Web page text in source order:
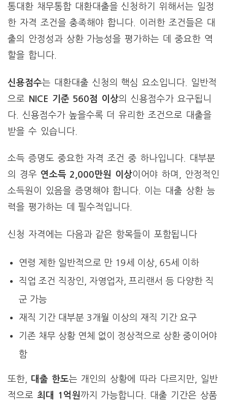
통대환 채무통합 대환대출을 신청하기 위해서는 일정
한 자격 조건을 충족해야 합니다. 이러한 조건들은 대
출의 안정성과 상환 가능성을 평가하는 데 중요한 역
할을 합니다.
신용점수는 대환대출 신청의 핵심 요소입니다. 일반적
으로
NICE 기준 560점 이상의 신용점수가 요구됩니
다. 신용점수가 높을수록 더 유리한 조건으로 대출을
받을 수 있습니다.
소득 증명도 중요한 자격 조건 중 하나입니다. 대부분
의 경우 연소득 2,000만원 이상이어야 하며, 안정적인
소득원이 있음을 증명해야 합니다. 이는 대출 상환 능
력을 평가하는 데 필수적입니다.
신청 자격에는 다음과 같은 항목들이 포함됩니다
연령 제한 일반적으로 만 19세 이상, 65세 이하
직업 조건 직장인, 자영업자, 프리랜서 등 다양한 직
군 가능
재직 기간 대부분 3개월 이상의 재직 기간 요구
기존 채무 상황 연체 없이 정상적으로 상환 중이어야
함
또한, 대출 한도는 개인의 상황에 따라 다르지만, 일반
적으로 최대 1억원까지 가능합니다. 대출 기간은 상품